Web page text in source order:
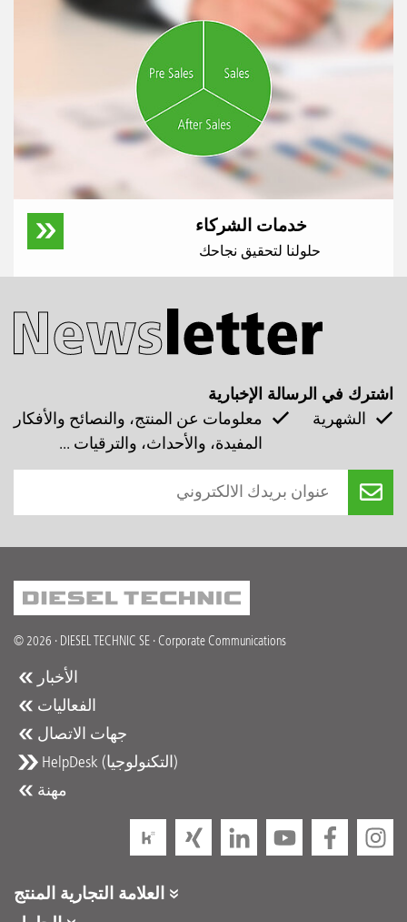
خدمات الشركاء
حلولنا لتحقيق نجاحك
اشترك في الرسالة الإخبارية
الشهرية
معلومات عن المنتج، والنصائح والأفكار
المفيدة، والأحداث، والترقيات ...
© 2026 · DIESEL TECHNIC SE · Corporate Communications
الأخبار
الفعاليات
جهات الاتصال
HelpDesk (التكنولوجيا)
مهنة
DT Spare Parts